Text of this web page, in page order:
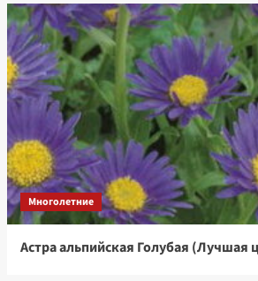
Многолетние
Астра альпийская Голубая (Лучшая